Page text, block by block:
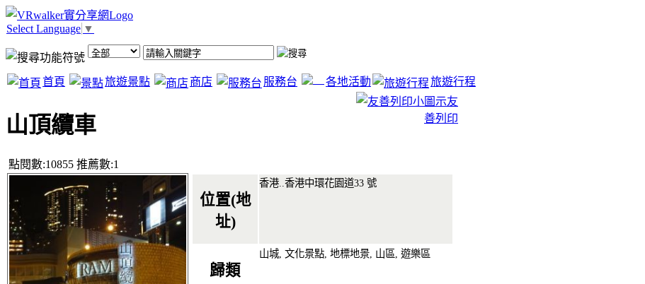
Select Language ▼
首頁 旅遊景點 商店 服務台 各地活動 旅遊行程
山頂纜車
點閱數:10855 推薦數:1
友
善列印
位置(地
址)
香港. 香港中環花園道33 號
歸類
山城, 文化景點, 地標地景, 山區, 遊樂區